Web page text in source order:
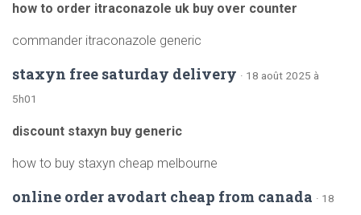
how to order itraconazole uk buy over counter
commander itraconazole generic
staxyn free saturday delivery · 18 août 2025 à
5h01
discount staxyn buy generic
how to buy staxyn cheap melbourne
online order avodart cheap from canada · 18